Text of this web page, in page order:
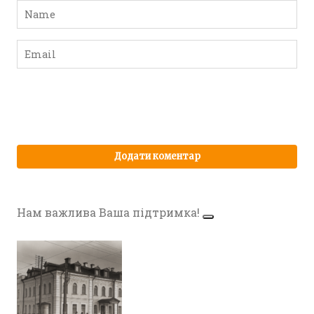
Нам важлива Ваша підтримка!